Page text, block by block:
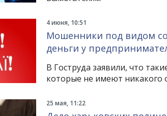
4 июня, 10:51
Мошенники под видом
деньги у
В Гоструда заявили, что
которые не имеют никакого
25 мая, 11:22